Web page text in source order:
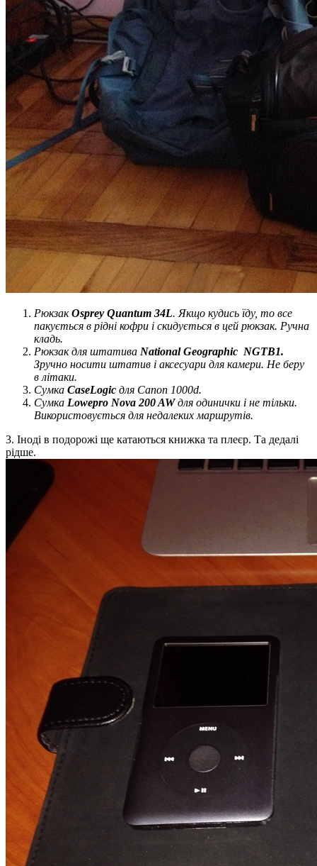
РюкзакOsprey Quantum 34L. Якщо кудись їду, то все
пакується в рідні кофри і скидується в цей рюкзак. Ручна
кладь.
Рюкзак для штатива National Geographic NGTB1.
Зручно носити штатив і аксесуари для камери. Не беру
в літаки.
Сумка CaseLogic для Canon 1000d.
Сумка Lowepro Nova 200 AWдля одинички і не тільки.
Використовується для недалеких маршрутів.
3. Іноді в подорожі ще катаються книжка та плеєр. Та дедалі
рідше.